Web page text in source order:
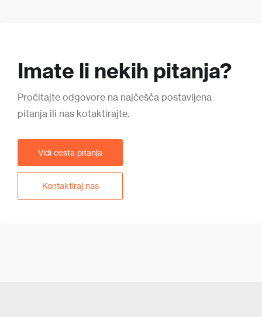
Imate li nekih pitanja?
Pročitajte odgovore na najčešća postavljena
pitanja ili nas kotaktirajte.
Vidi cesta pitanja
Kontaktiraj nas